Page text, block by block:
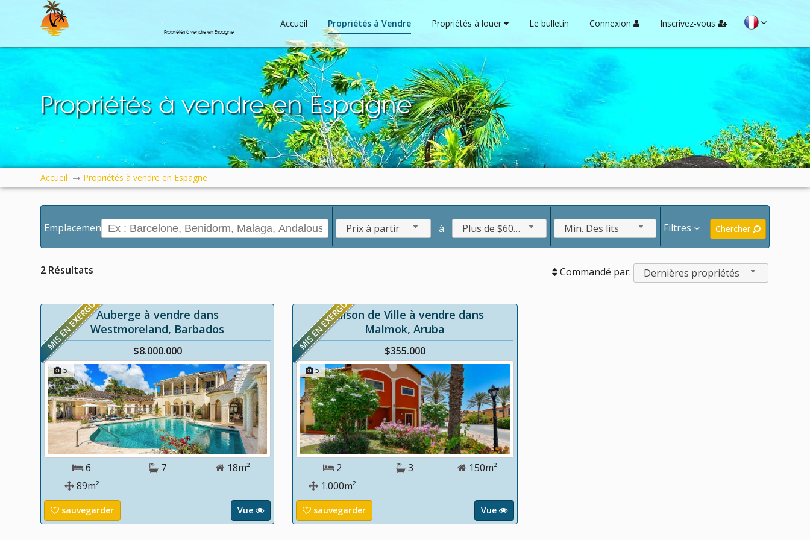
Propriétés à vendre en Espagne
Accueil Propriétés à Vendre Propriétés à louer Le bulletin Connexion Inscrivez-vous
Propriétés à vendre en Espagne
Accueil Propriétés à vendre en Espagne
Emplacement: Prix ​​à partir à Plus de $600.000 Min. Des lits Filtres Chercher
2 Résultats Commandé par: Dernières propriétés
Auberge à vendre dans
Westmoreland, Barbados
MIS EN EXERGUE $8.000.000
5
6 7
18m²
89m²
sauvegarder Vue
Maison de Ville à vendre dans
Malmok, Aruba
MIS EN EXERGUE $355.000
5
2 3
150m²
1.000m²
sauvegarder Vue